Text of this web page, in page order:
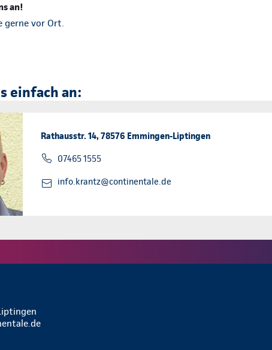
an!
gerne vor Ort.
einfach an:
Rathausstr. 14, 78576 Emmingen-Liptingen
07465 1555
info.krantz@continentale.de